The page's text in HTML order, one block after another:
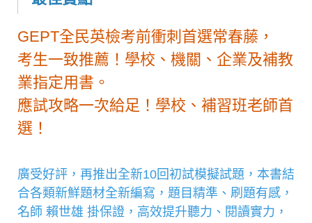
GEPT全民英檢考前衝刺首選常春藤，
考生一致推薦！學校、機關、企業及補教
業指定用書。
應試攻略一次給足！學校、補習班老師首
選！
廣受好評，再推出全新10回初試模擬試題，本書結
合各類新鮮題材全新編寫，題目精準、刷題有感，
名師 賴世雄 掛保證，高效提升聽力、閱讀實力，